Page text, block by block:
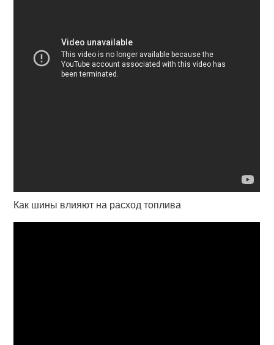
Как шины влияют на расход топлива